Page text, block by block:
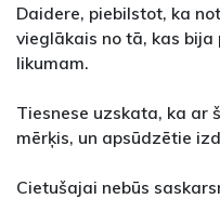
Daidere, piebilstot, ka
vieglākais no tā, kas
likumam.
Tiesnese uzskata, ka ar
mērķis, un apsūdzētie
Cietušajai nebūs